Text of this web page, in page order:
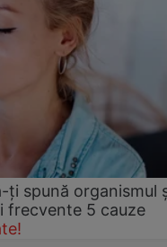
ți spună organismul
frecvente 5 cauze